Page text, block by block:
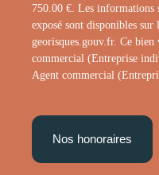
750.00 €. Les informations
exposé sont disponibles sur
georisques.gouv.fr. Ce bien
commercial (Entreprise
Agent commercial
Nos honoraires